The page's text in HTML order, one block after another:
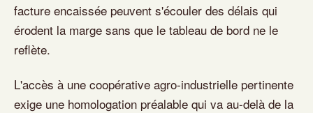
facture encaissée peuvent s'écouler des délais qui
érodent la marge sans que le tableau de bord ne le
reflète.
L'accès à une coopérative agro-industrielle pertinente
exige une homologation préalable qui va au-delà de la